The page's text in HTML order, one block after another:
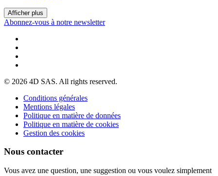
Afficher plus
Abonnez-vous à notre newsletter
© 2026 4D SAS. All rights reserved.
Conditions générales
Mentions légales
Politique en matière de données
Politique en matière de cookies
Gestion des cookies
Nous contacter
Vous avez une question, une suggestion ou vous voulez simplement